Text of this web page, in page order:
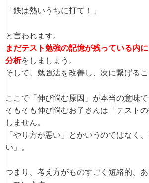
「鉄は熱いうちに打て！」
と言われます。
まだテスト勉強の記憶が残っている内
分析をしましょう。
そして、勉強法を改善し、次に繋げるこ
ここで「伸び悩む原因」が本当の意味で
そもそも伸び悩むお子さんは「テスト
しません。
「やり方が悪い」とかいうのではなく
い」。
つまり、考え方がものすごく短絡的、